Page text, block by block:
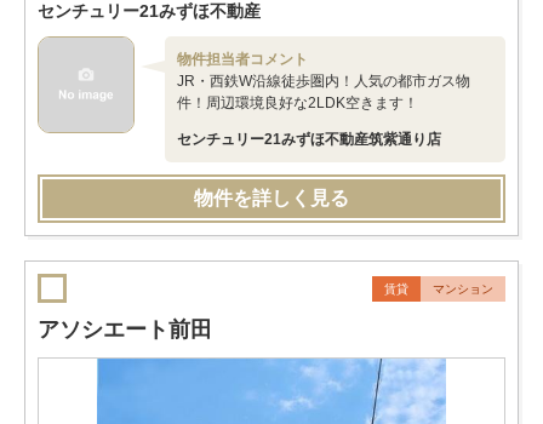
センチュリー21みずほ不動産
物件担当者コメント
JR・西鉄W沿線徒歩圏内！人気の都市ガス物
件！周辺環境良好な2LDK空きます！
センチュリー21みずほ不動産筑紫通り店
物件を詳しく見る
賃貸 マンション
アソシエート前田